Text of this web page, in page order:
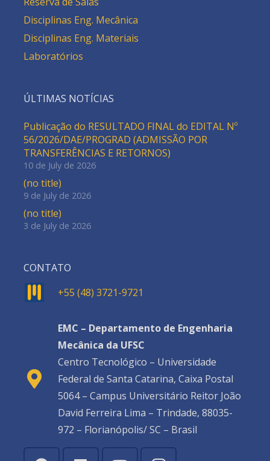
Disciplinas Eng. Mecânica
Disciplinas Eng. Materiais
Laboratórios
ÚLTIMAS NOTÍCIAS
Publicação do RESULTADO FINAL do EDITAL Nº
56/2026/DAE/PROGRAD (ADMISSÃO POR
TRANSFERÊNCIAS E RETORNOS)
10 de July de 2026
(no title)
9 de July de 2026
(no title)
3 de July de 2026
CONTATO
+55 (48) 3721-9721
EMC – Departamento de Engenharia
Mecânica da UFSC
Centro Tecnológico – Universidade
Federal de Santa Catarina, Caixa Postal
5064 – Campus Universitário Reitor João
David Ferreira Lima – Trindade, 88035-
972 – Florianópolis/ SC – Brasil